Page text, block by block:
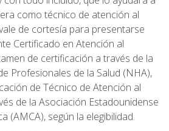
como técnico de atención al
de cortesía para presentarse
Certificado en Atención al
de certificación a través de la
Profesionales de la Salud (NHA),
de Técnico de Atención al
de la Asociación Estadounidense
(AMCA), según la elegibilidad.